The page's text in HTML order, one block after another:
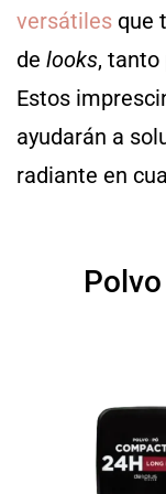
versátiles que
de looks, tanto
Estos
ayudarán a
radiante en